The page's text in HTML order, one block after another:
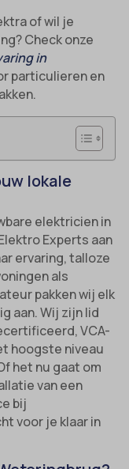
of wil je
Check onze
in
particulieren en
lokale
elektricien in
Experts aan
ervaring, talloze
als
pakken wij elk
aan. Wij zijn lid
VCA-
hoogste niveau
het nu gaat om
van een
bij
voor je klaar in